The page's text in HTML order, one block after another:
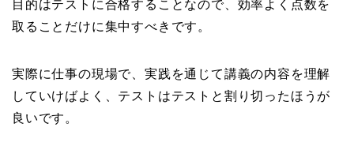
目的はテストに合格することなので、効率よく点数を
取ることだけに集中すべきです。
実際に仕事の現場で、実践を通じて講義の内容を理解
していけばよく、テストはテストと割り切ったほうが
良いです。